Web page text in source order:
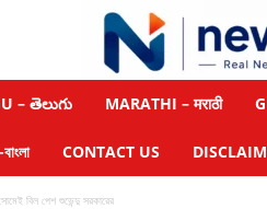
– తెలుగు MARATHI – मराठी
CONTACT US
বিল পেশ শুভেন্দু সরকারের